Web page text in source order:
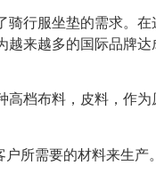
行服坐垫的需求。
来越多的国际品牌
档布料，皮料，作
所需要的材料来生